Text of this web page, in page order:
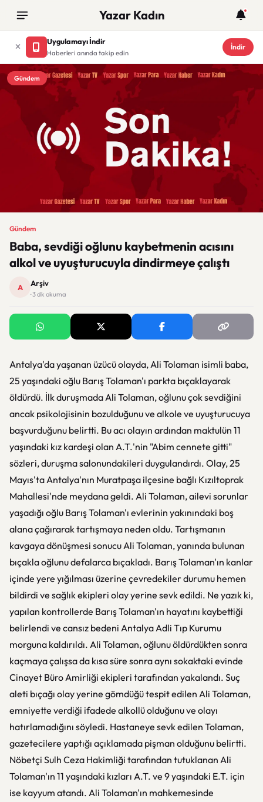
Yazar Kadın
Uygulamayı İndir
Haberleri anında takip edin
İndir
Gündem
Gündem
Baba, sevdiği oğlunu kaybetmenin acısını
alkol ve uyuşturucuyla dindirmeye çalıştı
A Arşiv
· 3 dk okuma
Antalya'da yaşanan üzücü olayda, Ali Tolaman isimli baba,
25 yaşındaki oğlu Barış Tolaman'ı parkta bıçaklayarak
öldürdü. İlk duruşmada Ali Tolaman, oğlunu çok sevdiğini
ancak psikolojisinin bozulduğunu ve alkole ve uyuşturucuya
başvurduğunu belirtti. Bu acı olayın ardından maktulün 11
yaşındaki kız kardeşi olan A.T.'nin "Abim cennete gitti"
sözleri, duruşma salonundakileri duygulandırdı. Olay, 25
Mayıs'ta Antalya'nın Muratpaşa ilçesine bağlı Kızıltoprak
Mahallesi'nde meydana geldi. Ali Tolaman, ailevi sorunlar
yaşadığı oğlu Barış Tolaman'ı evlerinin yakınındaki boş
alana çağırarak tartışmaya neden oldu. Tartışmanın
kavgaya dönüşmesi sonucu Ali Tolaman, yanında bulunan
bıçakla oğlunu defalarca bıçakladı. Barış Tolaman'ın kanlar
içinde yere yığılması üzerine çevredekiler durumu hemen
bildirdi ve sağlık ekipleri olay yerine sevk edildi. Ne yazık ki,
yapılan kontrollerde Barış Tolaman'ın hayatını kaybettiği
belirlendi ve cansız bedeni Antalya Adli Tıp Kurumu
morguna kaldırıldı. Ali Tolaman, oğlunu öldürdükten sonra
kaçmaya çalışsa da kısa süre sonra aynı sokaktaki evinde
Cinayet Büro Amirliği ekipleri tarafından yakalandı. Suç
aleti bıçağı olay yerine gömdüğü tespit edilen Ali Tolaman,
emniyette verdiği ifadede alkollü olduğunu ve olayı
hatırlamadığını söyledi. Hastaneye sevk edilen Tolaman,
gazetecilere yaptığı açıklamada pişman olduğunu belirtti.
Nöbetçi Sulh Ceza Hakimliği tarafından tutuklanan Ali
Tolaman'ın 11 yaşındaki kızları A.T. ve 9 yaşındaki E.T. için
ise kayyum atandı. Ali Tolaman'ın mahkemesinde